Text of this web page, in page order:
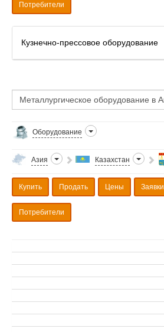
Потребители
Кузнечно-прессовое оборудование
Оборудование
Азия Казахстан
Купить Продать Цены Заявки
Потребители